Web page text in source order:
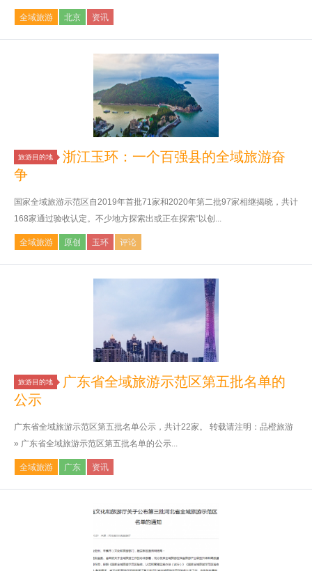
全域旅游 北京 资讯
旅游目的地
浙江玉环：一个百强县的全域旅游奋
争
国家全域旅游示范区自2019年首批71家和2020年第二批97家相继揭晓，共计
168家通过验收认定。不少地方探索出或正在探索“以创...
全域旅游 原创 玉环 评论
旅游目的地
广东省全域旅游示范区第五批名单的
公示
广东省全域旅游示范区第五批名单公示，共计22家。 转载请注明：品橙旅游
» 广东省全域旅游示范区第五批名单的公示...
全域旅游 广东 资讯